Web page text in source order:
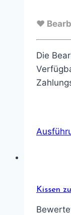
♥
Die
Kissen